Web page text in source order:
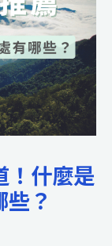
！什麼是
？